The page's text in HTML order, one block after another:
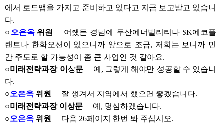
에서 로드맵을 가지고 준비하고 있다고 지금 보고받고 있습니
다.
○ 오은옥위원
어쨌든 경남에 두산에너빌리티나 SK에코플
랜트나 한화오션이 있으니까 앞으로 조금, 저희는 보니까 민
간 주도로 할 가능성이 좀 큰 사업인 것 같아요.
○미래전략과장 이상문
예, 그렇게 해야만 성공할 수 있습니
다.
○오은옥 위원
잘 챙겨서 지역에서 했으면 좋겠습니다.
○미래전략과장 이상문
예, 명심하겠습니다.
○오은옥 위원
다음 26페이지 한번 봐 주십시오.